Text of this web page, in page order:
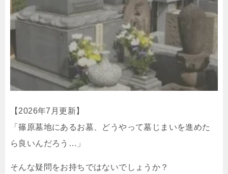
【2026年7月更新】
「篠原墓地にあるお墓、どうやって墓じまいを進めた
ら良いんだろう…」
そんな疑問をお持ちではないでしょうか？